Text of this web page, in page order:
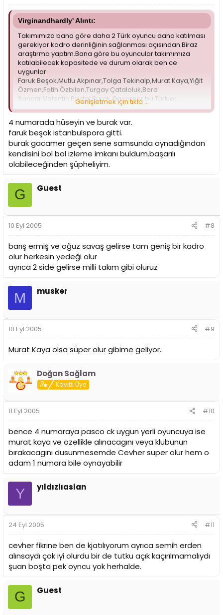
Virginandhardly' Alıntı:
Takımımıza bana göre daha 2 Türk oyuncu daha katılması
gerekiyor kadro derinliğinin sağlanması açısından.Biraz
araştırma yaptım.Bana göre bu oyuncular takımımıza
katılabilecek kapasitede ve durum olarak ben ce
uygunlar.
Faruk Beşok,Mutlu Akpınar,Tolga Tekinalp,Murat Kaya,Yiğit
Özmen,Fatih Özbilen,Turgay Çataloluk,Bora
Sancar,Valentin Pastal,Burak Gacamer bu Türkler.
Ayrıca bildiğim kadarıyla 4 numara için de yabancı olarak
anlaşmamış.
Genişletmek için tıkla ...
4 numarada hüseyin ve burak var.
faruk beşok istanbulspora gitti.
burak gacamer geçen sene samsunda oynadığından
kendisini bol bol izleme imkanı buldum.başarılı
olabileceğinden şüpheliyim.
G Guest
10 Eyl 2005 #8
barış ermiş ve oğuz savaş gelirse tam geniş bir kadro
olur herkesin yedeği olur
ayrıca 2 side gelirse milli takım gibi oluruz
M musker
10 Eyl 2005 #9
Murat Kaya olsa süper olur gibime geliyor..
Doğan Sağlam
Kayıtlı Üye
11 Eyl 2005 #10
bence 4 numaraya pasco ck uygun yerli oyuncuya ise
murat kaya ve ozellikle alınacagını veya klubunun
bırakacagını dusunmesemde Cevher super olur hem o
adam 1 numara bile oynayabilir
Y yıldızlıaslan
24 Eyl 2005 #11
cevher fikrine ben de kjatılıyorum ayrıca semih erden
alınsaydı çok iyi olurdu bir de tutku açık kaçırılmamalıydı
şuan boşta pek oyncu yok herhalde.
G Guest